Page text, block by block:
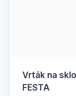
Vrták na
FESTA